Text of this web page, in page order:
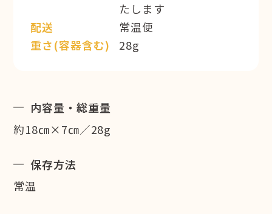
たします
配送
常温便
重さ(容器含む)
28g
内容量・総重量
約18㎝×7㎝／28g
保存方法
常温